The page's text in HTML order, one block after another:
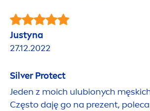
Justyna
27.12.2022
Silver Protect
Jeden z moich ulubionych
Często daję go na prezent,